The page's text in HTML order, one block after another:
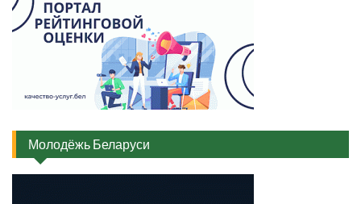
Молодёжь Беларуси